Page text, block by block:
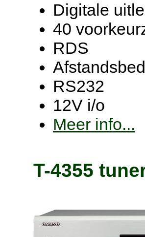
Digitale
40
RDS
RS232
12V i/o
Meer info...
T-4355